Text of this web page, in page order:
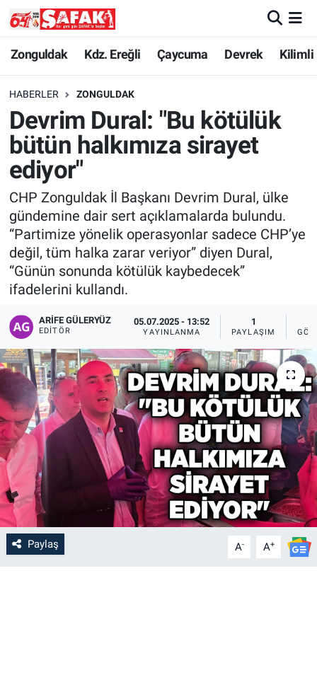
Zonguldak Kdz. Ereğli Çaycuma Devrek Kilimli
HABERLER ZONGULDAK
Devrim Dural: "Bu kötülük
bütün halkımıza sirayet
ediyor"
CHP Zonguldak İl Başkanı Devrim Dural, ülke
gündemine dair sert açıklamalarda bulundu.
“Partimize yönelik operasyonlar sadece CHP’ye
değil, tüm halka zarar veriyor” diyen Dural,
“Günün sonunda kötülük kaybedecek”
ifadelerini kullandı.
ARIFE GÜLERYÜZ
EDITÖR
05.07.2025 - 13:52
YAYINLANMA
1
PAYLAŞIM
Paylaş A- A+
Zonguldak
Kdz. Ereğli
Çaycuma
Devrek
Kilimli
Asayiş
Spor
Zonguldak Nöbetçi Eczaneler
Zonguldak Hava Durumu
Zonguldak Namaz Vakitleri
Zonguldak Trafik Yoğunluk Haritası
Süper Lig Puan Durumu ve Fikstür
Tüm Manşetler
Son Dakika Haberleri